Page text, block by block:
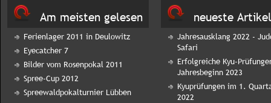
Am meisten gelesen
Ferienlager 2011 in Deulowitz
Eyecatcher 7
Bilder vom Rosenpokal 2011
Spree-Cup 2012
Spreewaldpokalturnier Lübben
neueste Artikel
Jahresausklang 2022 -
Safari
Erfolgreiche Kyu-
Jahresbeginn 2023
Kyuprüfungen im 1.
2022